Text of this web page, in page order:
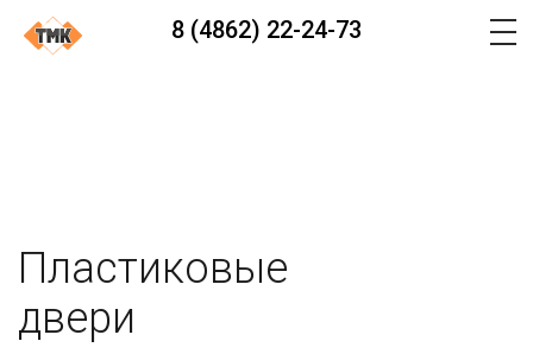
8 (4862) 22-24-73
Пластиковые
двери